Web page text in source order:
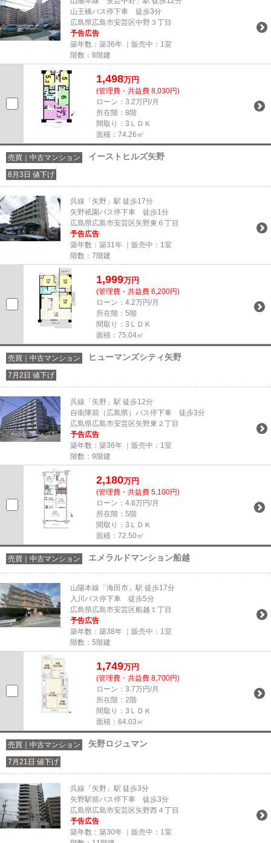
山王橋バス停下車 徒歩3分
広島県広島市安芸区中野３丁目
予告広告
築年数：築36年 ｜販売中： 1室
階数：8階建
1,498万円
(管理費・共益費 8,030円)
ローン：3.2万円/月
所在階：8階
間取り：3ＬＤＫ
面積：74.26㎡
売買｜中古マンション イーストヒルズ矢野
8月3日 値下げ
呉線「矢野」駅 徒歩17分
矢野祇園バス停下車 徒歩1分
広島県広島市安芸区矢野東６丁目
予告広告
築年数：築31年 ｜販売中： 1室
階数：7階建
1,999万円
(管理費・共益費 6,200円)
ローン：4.2万円/月
所在階：5階
間取り：3ＬＤＫ
面積：75.04㎡
売買｜中古マンション ヒューマンズシティ矢野
7月2日 値下げ
呉線「矢野」駅 徒歩12分
自衛隊前（広島県）バス停下車 徒歩3分
広島県広島市安芸区矢野東２丁目
予告広告
築年数：築36年 ｜販売中： 1室
階数：9階建
2,180万円
(管理費・共益費 5,100円)
ローン：4.6万円/月
所在階：5階
間取り：3ＬＤＫ
面積：72.50㎡
売買｜中古マンション エメラルドマンション船越
山陽本線「海田市」駅 徒歩17分
入川バス停下車 徒歩5分
広島県広島市安芸区船越１丁目
予告広告
築年数：築38年 ｜販売中： 1室
階数：5階建
1,749万円
(管理費・共益費 8,700円)
ローン：3.7万円/月
所在階：2階
間取り：3ＬＤＫ
面積：64.03㎡
売買｜中古マンション 矢野ロジュマン
7月21日 値下げ
呉線「矢野」駅 徒歩3分
矢野駅前バス停下車 徒歩3分
広島県広島市安芸区矢野西４丁目
予告広告
築年数：築30年 ｜販売中： 1室